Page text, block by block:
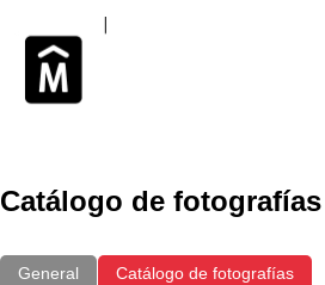
Catálogo de fotografías
General Catálogo de fotografías